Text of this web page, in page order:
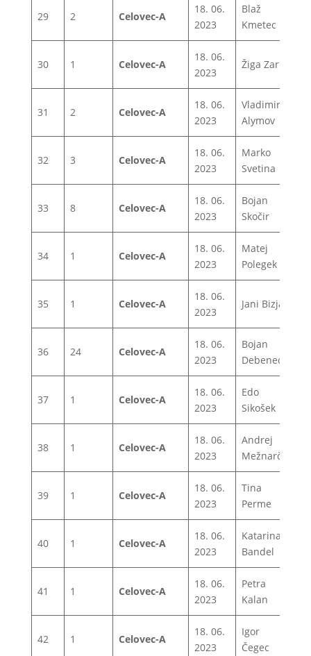
29 2 Celovec-A
18. 06.
2023
Blaž
Kmetec
30 1 Celovec-A
18. 06.
2023
Žiga Zarič
31 2 Celovec-A
18. 06.
2023
Vladimir
Alymov
32 3 Celovec-A
18. 06.
2023
Marko
Svetina
33 8 Celovec-A
18. 06.
2023
Bojan
Skočir
34 1 Celovec-A
18. 06.
2023
Matej
Polegek
35 1 Celovec-A
18. 06.
2023
Jani Bizjak
36 24 Celovec-A
18. 06.
2023
Bojan
Debenec
37 1 Celovec-A
18. 06.
2023
Edo
Sikošek
38 1 Celovec-A
18. 06.
2023
Andrej
Mežnarčič
39 1 Celovec-A
18. 06.
2023
Tina
Perme
40 1 Celovec-A
18. 06.
2023
Katarina
Bandel
41 1 Celovec-A
18. 06.
2023
Petra
Kalan
42 1 Celovec-A
18. 06.
2023
Igor
Čegec